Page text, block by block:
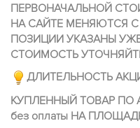
ПЕРВОНАЧАЛЬНОЙ
НА САЙТЕ МЕНЯЮТСЯ
ПОЗИЦИИ УКАЗАНЫ
СТОИМОСТЬ
ДЛИТЕЛЬНОСТЬ
КУПЛЕННЫЙ ТОВАР ПО
без оплаты НА